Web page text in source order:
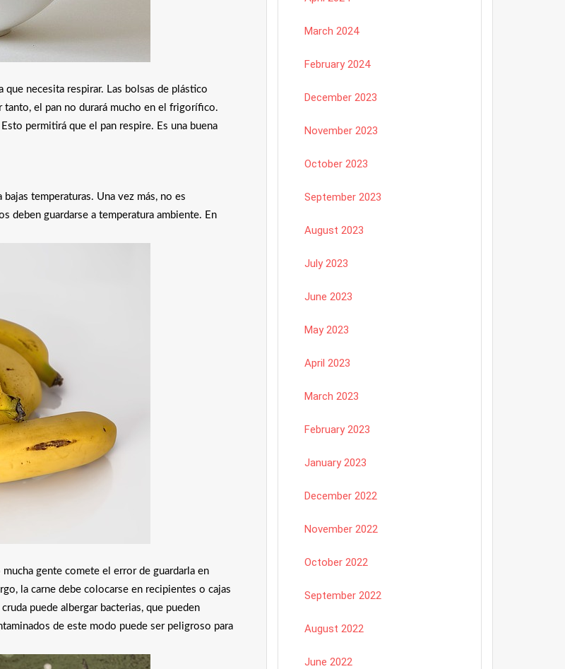
necesita respirar. Las bolsas de plástico
tanto, el pan no durará mucho en el frigorífico.
permitirá que el pan respire. Es una buena
temperaturas. Una vez más, no es
deben guardarse a temperatura ambiente. En
gente comete el error de guardarla en
la carne debe colocarse en recipientes o cajas
puede albergar bacterias, que pueden
de este modo puede ser peligroso para
March 2024
February 2024
December 2023
November 2023
October 2023
September 2023
August 2023
July 2023
June 2023
May 2023
April 2023
March 2023
February 2023
January 2023
December 2022
November 2022
October 2022
September 2022
August 2022
June 2022